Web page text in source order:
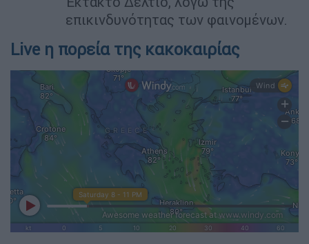
επικινδυνότητας των φαινομένων.
Live η πορεία της κακοκαιρίας